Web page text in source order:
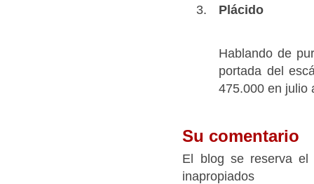
Plácido
Hablando de
portada del
475.000 en julio
Su comentario
El blog se reserva el
inapropiados